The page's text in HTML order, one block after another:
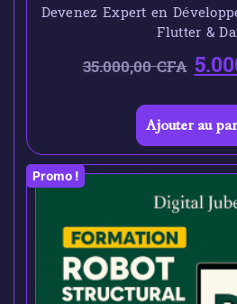
Devenez Expert en
Flutter &
35.000,00CFA
Ajouter au
Promo !